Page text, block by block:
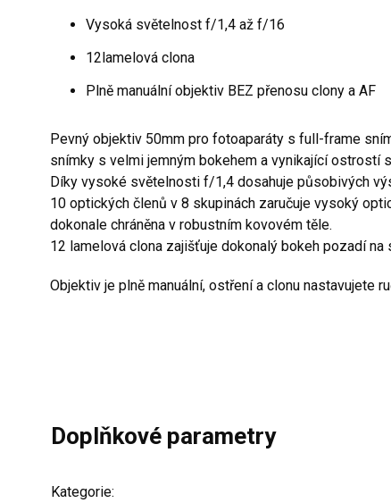
Vysoká světelnost f/1,4 až f/16
12lamelová clona
Plně manuálníobjektiv BEZ přenosu clony a AF
Pevný objektiv 50mm pro fotoaparáty s full-frame
snímky s velmi jemným bokehem a vynikající ostrostí
Díky vysoké světelnosti f/1,4 dosahuje působivých
10 optických členů v 8 skupinách zaručuje vysoký
dokonale chráněna v robustním kovovém těle.
12 lamelová clona zajišťuje dokonalý bokeh pozadí na
Objektiv je plně manuální, ostření a clonu nastavujete
Doplňkové parametry
Kategorie: